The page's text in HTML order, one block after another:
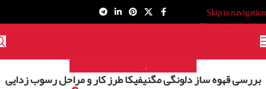
Skip to navigation
Skip to main content
مقالات قهوه ساز,
بررسی قهوه ساز دلونگی مگنیفیکا طرز کار و مراحل رسوب زدایی